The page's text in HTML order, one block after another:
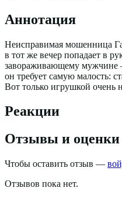
Аннотация
Неисправимая мошенница
в тот же вечер попадает в
завораживающему мужчине
он требует самую малость:
Вот только игрушкой
Реакции
Отзывы и оценки
Чтобы оставить отзыв —
Отзывов пока нет.